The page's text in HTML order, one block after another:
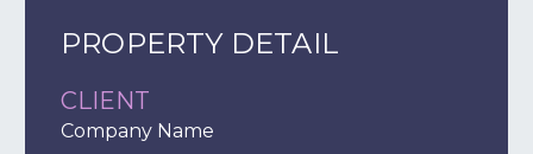
PROPERTY DETAIL
CLIENT
Company Name